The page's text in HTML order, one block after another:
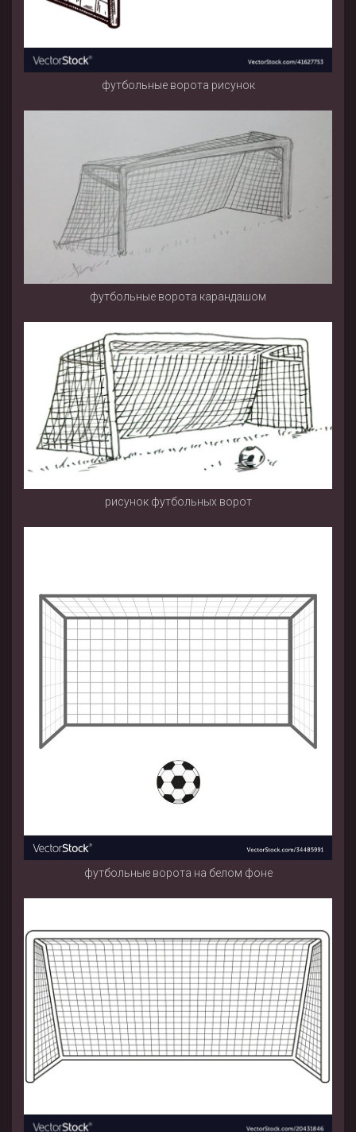
футбольные ворота рисунок
футбольные ворота карандашом
рисунок футбольных ворот
футбольные ворота на белом фоне